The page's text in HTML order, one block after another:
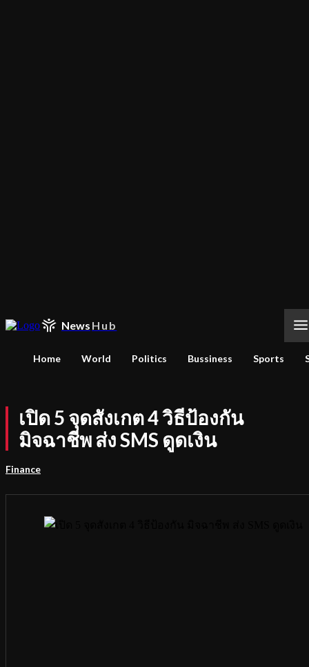
News Hub
Home World Politics Bussiness Sports
เปิด 5 จุดสังเกต 4 วิธีป้องกัน
มิจฉาชีพ ส่ง SMS ดูดเงิน
Finance